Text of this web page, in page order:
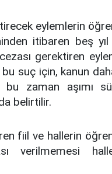
eylemlerin
itibaren beş
gerektiren
suç için, kanun
bu zaman aşımı
belirtilir.
fiil ve hallerin
verilmemesi